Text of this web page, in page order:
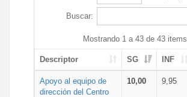
Buscar:
Mostrando 1 a 43 de 43 items
Descriptor SG INF
Apoyo al equipo de
dirección del Centro
10,00 9,95